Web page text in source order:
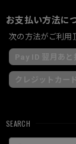
お支払い方法に
次の方法がご利用
Pay ID 翌月あと
クレジットカード
SEARCH